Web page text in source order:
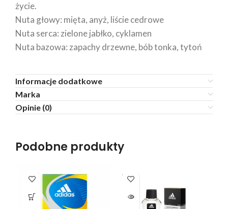
życie.
Nuta głowy: mięta, anyż, liście cedrowe
Nuta serca: zielone jabłko, cyklamen
Nuta bazowa: zapachy drzewne, bób tonka, tytoń
Informacje dodatkowe
Marka
Opinie (0)
Podobne produkty
SOLD
OUT